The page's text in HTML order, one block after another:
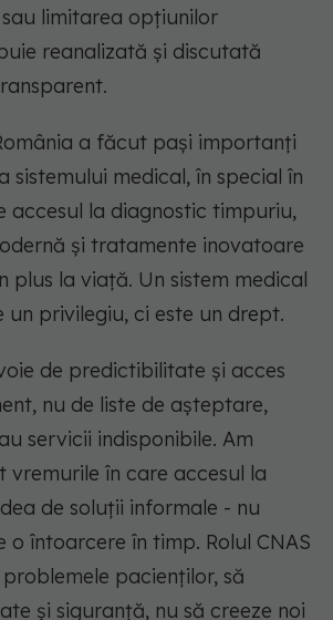
limitarea opțiunilor
reanalizată și discutată
a făcut pași importanți
sistemului medical, în special în
accesul la diagnostic timpuriu,
și tratamente inovatoare
plus la viață. Un sistem medical
un privilegiu, ci este un drept.
de predictibilitate și acces
nu de liste de așteptare,
servicii indisponibile. Am
vremurile în care accesul la
de soluții informale - nu
o întoarcere în timp. Rolul CNAS
pacienților, să
și siguranță, nu să creeze noi